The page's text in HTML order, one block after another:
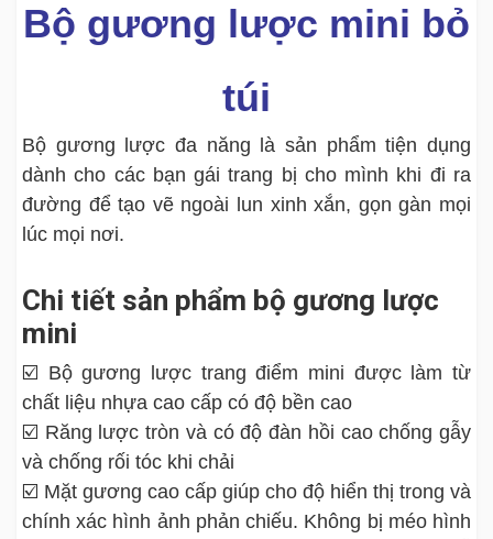
Bộ gương lược mini bỏ
túi
Bộ gương lược đa năng là sản phẩm tiện dụng
dành cho các bạn gái trang bị cho mình khi đi ra
đường để tạo vẽ ngoài lun xinh xắn, gọn gàn mọi
lúc mọi nơi.
Chi tiết sản phẩm bộ gương lược
mini
☑️ Bộ gương lược trang điểm mini được làm từ
chất liệu nhựa cao cấp có độ bền cao
☑️ Răng lược tròn và có độ đàn hồi cao chống gẫy
và chống rối tóc khi chải
☑️ Mặt gương cao cấp giúp cho độ hiển thị trong và
chính xác hình ảnh phản chiếu. Không bị méo hình